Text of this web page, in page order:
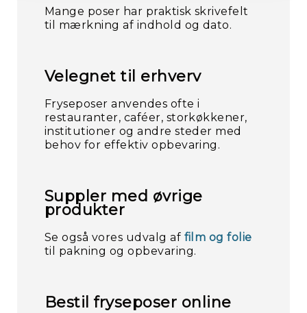
Mange poser har praktisk skrivefelt
til mærkning af indhold og dato.
Velegnet til erhverv
Fryseposer anvendes ofte i
restauranter, caféer, storkøkkener,
institutioner og andre steder med
behov for effektiv opbevaring.
Suppler med øvrige
produkter
Se også vores udvalg af film og folie
til pakning og opbevaring.
Bestil fryseposer online